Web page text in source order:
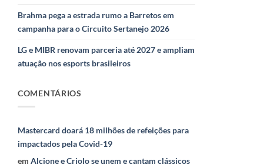
Brahma pega a estrada rumo a Barretos em
campanha para o Circuito Sertanejo 2026
LG e MIBR renovam parceria até 2027 e ampliam
atuação nos esports brasileiros
COMENTÁRIOS
Mastercard doará 18 milhões de refeições para
impactados pela Covid-19
em Alcione e Criolo se unem e cantam clássicos